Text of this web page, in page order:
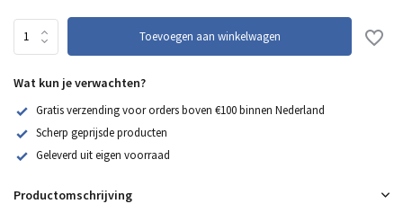
Toevoegen aan winkelwagen
Wat kun je verwachten?
Gratis verzending voor orders boven €100 binnen Nederland
Scherp geprijsde producten
Geleverd uit eigen voorraad
Productomschrijving